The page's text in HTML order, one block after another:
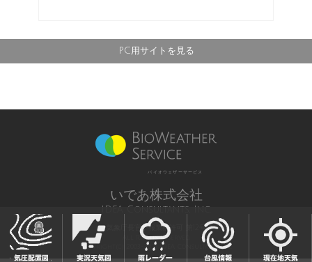
PC用サイトを見る
バイオウェザーサービス
いであ株式会社
IDEA Consultants, Inc.
気象庁長官予報業務許可 第12号
All Rights Reserved,
Copyright(c) 2003-2021 IDEA Consultants,Inc